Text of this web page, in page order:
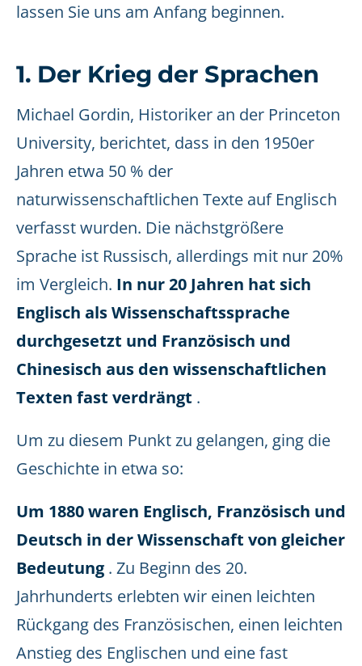
lassen Sie uns am Anfang beginnen.
1. Der Krieg der Sprachen
Michael Gordin, Historiker an der Princeton
University, berichtet, dass in den 1950er
Jahren etwa 50 % der
naturwissenschaftlichen Texte auf Englisch
verfasst wurden. Die nächstgrößere
Sprache ist Russisch, allerdings mit nur 20%
im Vergleich. In nur 20 Jahren hat sich
Englisch als Wissenschaftssprache
durchgesetzt und Französisch und
Chinesisch aus den wissenschaftlichen
Texten fast verdrängt .
Um zu diesem Punkt zu gelangen, ging die
Geschichte in etwa so:
Um 1880 waren Englisch, Französisch und
Deutsch in der Wissenschaft von gleicher
Bedeutung . Zu Beginn des 20.
Jahrhunderts erlebten wir einen leichten
Rückgang des Französischen, einen leichten
Anstieg des Englischen und eine fast